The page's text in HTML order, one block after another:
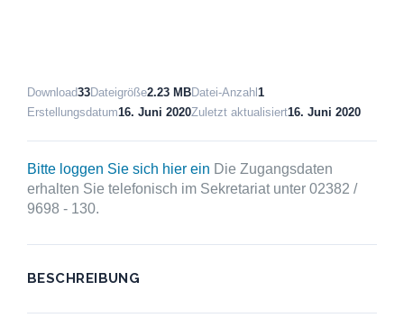
Download33Dateigröße2.23 MBDatei-Anzahl 1
Erstellungsdatum16. Juni 2020Zuletzt aktualisiert16. Juni 2020
Bitte loggen Sie sich hier ein Die Zugangsdaten
erhalten Sie telefonisch im Sekretariat unter 02382 /
9698 - 130.
BESCHREIBUNG